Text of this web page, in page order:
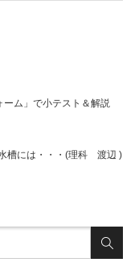
ム」で小テスト＆解説
槽には・・・(理科 渡辺 )